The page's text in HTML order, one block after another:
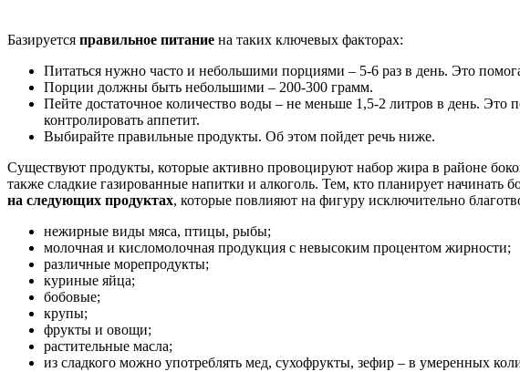
Базируется правильное питание на таких ключевых факторах:
Питаться нужно часто и небольшими порциями – 5-6 раз в день. Это
Порции должны быть небольшими – 200-300 грамм.
Пейте достаточное количество воды – не меньше 1,5-2 литров в день.
контролировать аппетит.
Выбирайте правильные продукты. Об этом пойдет речь ниже.
Существуют продукты, которые активно провоцируют набор жира в районе
также сладкие газированные напитки и алкоголь. Тем, кто планирует начинать
на следующих продуктах, которые повлияют на фигуру исключительно
нежирные виды мяса, птицы, рыбы;
молочная и кисломолочная продукция с невысоким процентом жирности;
различные морепродукты;
куриные яйца;
бобовые;
крупы;
фрукты и овощи;
растительные масла;
из сладкого можно употреблять мед, сухофрукты, зефир – в умеренных